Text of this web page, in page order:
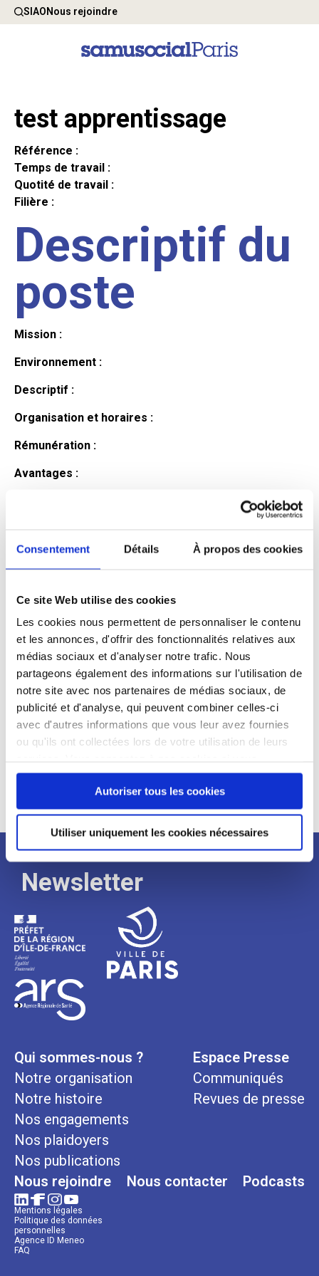
Consentement Détails À propos des cookies
Ce site Web utilise des cookies
Les cookies nous permettent de personnaliser le contenu
et les annonces, d'offrir des fonctionnalités relatives aux
médias sociaux et d'analyser notre trafic. Nous
partageons également des informations sur l'utilisation de
notre site avec nos partenaires de médias sociaux, de
publicité et d'analyse, qui peuvent combiner celles-ci
avec d'autres informations que vous leur avez fournies
ou qu'ils ont collectées lors de votre utilisation de leurs
continuez à utiliser notre site Web.
Autoriser tous les cookies
Utiliser uniquement les cookies nécessaires
SIAONous rejoindre
test apprentissage
Référence :
Temps de travail :
Quotité de travail :
Filière :
Descriptif du
poste
Mission :
Environnement :
Descriptif :
Organisation et horaires :
Rémunération :
Avantages :
candidat
Qualifications et diplômes :
Profil recherché :
Expérience :
Processus
de
recrutement
Newsletter
Qui sommes-nous ?
Notre organisation
Notre histoire
Nos engagements
Nos plaidoyers
Nos publications
Espace Presse
Communiqués
Revues de presse
Nous rejoindre Nous contacter Podcasts
Mentions légales
Politique des données
personnelles
Agence ID Meneo
FAQ